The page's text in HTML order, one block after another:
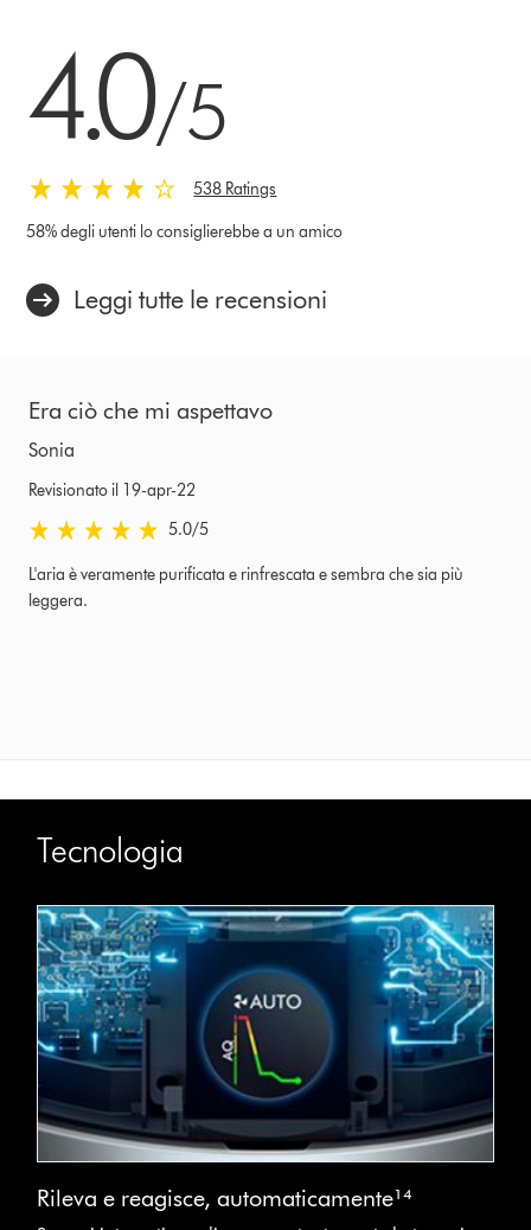
4.0/5
538 Ratings
58% degli utenti lo consiglierebbe a un amico
Leggi tutte le recensioni
Era ciò che mi aspettavo
Sonia
Revisionato il 19-apr-22
5.0 stelle su 5 da Revisionato il 19-apr-22 Ratings
5.0/5
L'aria è veramente purificata e rinfrescata e sembra che sia più
leggera.
Tecnologia
Rileva e reagisce, automaticamente¹⁴